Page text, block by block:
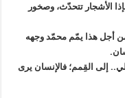
الأشجار تتحدّث، وصخور
أجل هذا يمّم محمّد وجهه
إلى القِمم؛ فالإنسان يرى